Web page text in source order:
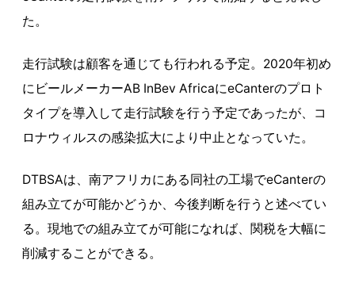
た。
走行試験は顧客を通じても行われる予定。2020年初め
にビールメーカーAB InBev AfricaにeCanterのプロト
タイプを導入して走行試験を行う予定であったが、コ
ロナウィルスの感染拡大により中止となっていた。
DTBSAは、南アフリカにある同社の工場でeCanterの
組み立てが可能かどうか、今後判断を行うと述べてい
る。現地での組み立てが可能になれば、関税を大幅に
削減することができる。